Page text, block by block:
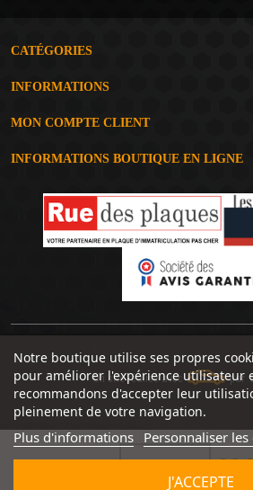
CATÉGORIES
INFORMATIONS
MON COMPTE CLIENT
INFORMATIONS BOUTIQUE EN LIGNE
Notre boutique utilise ses propres
pour améliorer l'expérience utilisateur
recommandons d'accepter leur
pleinement de votre navigation.
Plus d'informations Personnaliser les
J'ACCEPTE
Un site réalisé avec par